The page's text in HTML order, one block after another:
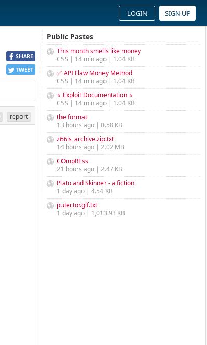
LOGIN SIGN UP
SHARE
TWEET
report
Public Pastes
This month smells like money
CSS | 14 min ago | 1.04 KB
✅ API Flaw Money Method
CSS | 14 min ago | 1.04 KB
⭐ Exploit Documentation ⭐
CSS | 14 min ago | 1.04 KB
the format
13 hours ago | 0.58 KB
z66is_archive.zip.txt
14 hours ago | 2.02 MB
COmpREss
21 hours ago | 2.47 KB
Plato and Skinner - a fiction
1 day ago | 4.54 KB
puter.tor.gif.txt
1 day ago | 1,013.93 KB